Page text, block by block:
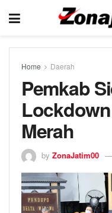
Home Daerah
Pemkab
Merah
by ZonaJatim00